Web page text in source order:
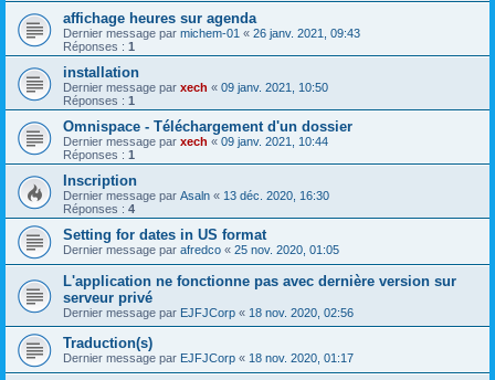
affichage heures sur agenda
Dernier message par michem-01 « 26 janv. 2021, 09:43
Réponses : 1
installation
Dernier message par xech « 09 janv. 2021, 10:50
Réponses : 1
Omnispace - Téléchargement d'un dossier
Dernier message par xech « 09 janv. 2021, 10:44
Réponses : 1
Inscription
Dernier message par Asaln « 13 déc. 2020, 16:30
Réponses : 4
Setting for dates in US format
Dernier message par afredco « 25 nov. 2020, 01:05
L'application ne fonctionne pas avec dernière version sur
serveur privé
Dernier message par EJFJCorp « 18 nov. 2020, 02:56
Traduction(s)
Dernier message par EJFJCorp « 18 nov. 2020, 01:17